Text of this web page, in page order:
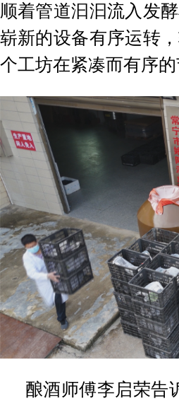
顺着管道汩汩流入发
崭新的设备有序运转
个工坊在紧凑而有序
酿酒师傅李启荣告